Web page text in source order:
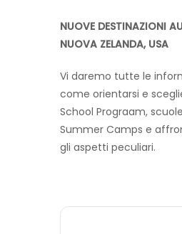
CONTATTI
NUOVE DESTINAZIONI
NUOVA ZELANDA, USA
Vi daremo tutte le
come orientarsi e
School Prograam,
Summer Camps e
gli aspetti peculiari.